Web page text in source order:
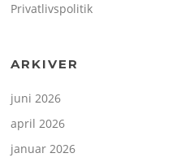
Privatlivspolitik
ARKIVER
juni 2026
april 2026
januar 2026